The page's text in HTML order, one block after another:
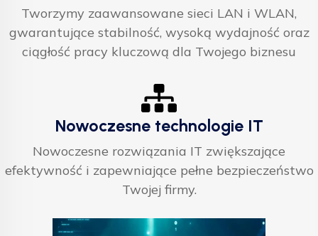
Tworzymy zaawansowane sieci LAN i WLAN,
gwarantujące stabilność, wysoką wydajność oraz
ciągłość pracy kluczową dla Twojego biznesu
Nowoczesne technologie IT
Nowoczesne rozwiązania IT zwiększające
efektywność i zapewniające pełne bezpieczeństwo
Twojej firmy.